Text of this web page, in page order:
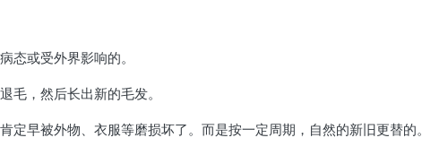
态或受外界影响的。
毛，然后长出新的毛发。
早被外物、衣服等磨损坏了。而是按一定周期，自然的新旧更替的。